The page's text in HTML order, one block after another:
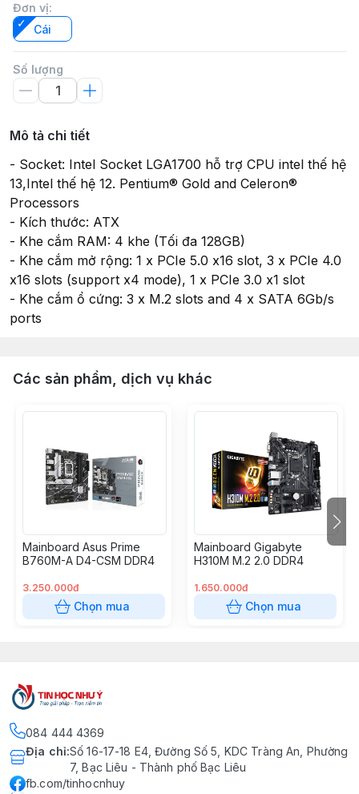
Đơn vị:
Cái
Số lượng
Mô tả chi tiết
- Socket: Intel Socket LGA1700 hỗ trợ CPU intel thế hệ
13,Intel thế hệ 12. Pentium® Gold and Celeron®
Processors
- Kích thước: ATX
- Khe cắm RAM: 4 khe (Tối đa 128GB)
- Khe cắm mở rộng: 1 x PCIe 5.0 x16 slot, 3 x PCIe 4.0
x16 slots (support x4 mode), 1 x PCIe 3.0 x1 slot
- Khe cắm ổ cứng: 3 x M.2 slots and 4 x SATA 6Gb/s
ports
Các sản phẩm, dịch vụ khác
Mainboard Asus Prime
B760M-A D4-CSM DDR4
3.250.000đ
Chọn mua
Mainboard Gigabyte
H310M M.2 2.0 DDR4
1.650.000đ
Chọn mua
084 444 4369
Địa chỉ:Số 16-17-18 E4, Đường Số 5, KDC Tràng An, Phường
7, Bạc Liêu - Thành phố Bạc Liêu
fb.com/tinhocnhuy